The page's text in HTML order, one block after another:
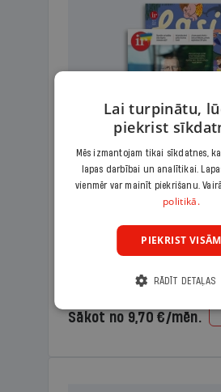
KOMPLEKTS IR +
Ģimenes komplekts –
lasāmžurnāls bērniem un
lasāmviela vecākiem.
Sākot no 9,70 €/mēn.
Lai turpinātu,
piekrist
Mēs izmantojam tikai sīkdatnes,
lapas darbībai un analītikai.
vienmēr var mainīt piekrišanu.
politikā.
PIEKRIST VISĀM
RĀDĪT DETAĻAS